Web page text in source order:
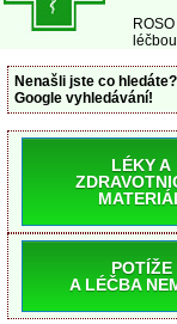
Nenašli jste co
Google vyhledávání!
LÉKY A
POTÍŽE
A LÉČBA